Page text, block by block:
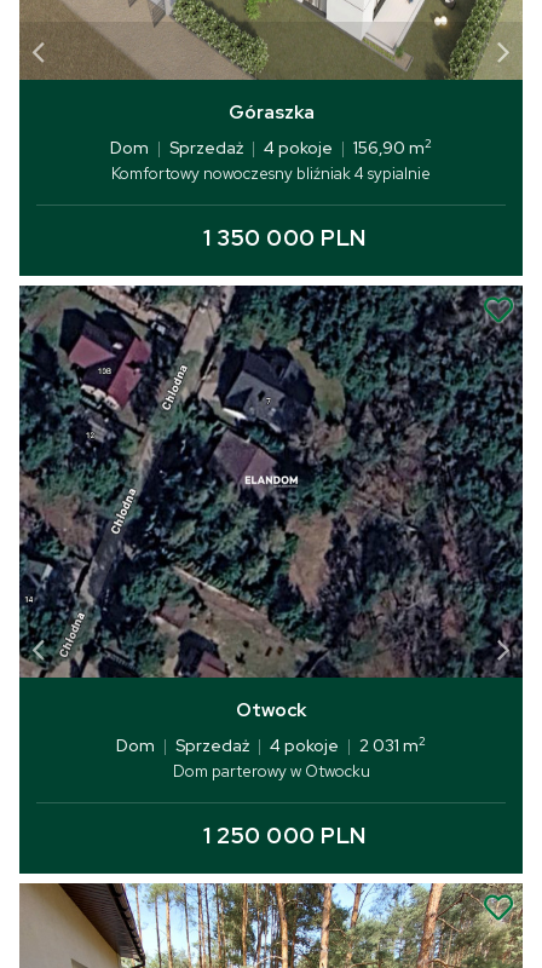
Góraszka
Dom | Sprzedaż | 4 pokoje | 156,90 m2
Komfortowy nowoczesny bliźniak 4 sypialnie
1 350 000 PLN
Otwock
Dom | Sprzedaż | 4 pokoje | 2 031 m2
Dom parterowy w Otwocku
1 250 000 PLN